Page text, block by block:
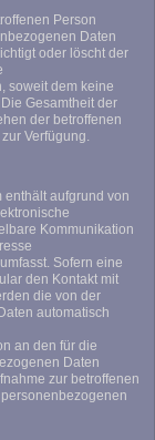
Person
Daten
oder löscht der
soweit dem keine
Gesamtheit der
der betroffenen
Verfügung.
enthält aufgrund von
Kommunikation
Sofern eine
den Kontakt mit
die von der
automatisch
an den für die
Daten
zur betroffenen